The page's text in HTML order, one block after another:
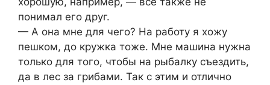
понимал его друг.
— А она мне для чего? На работу я хожу
пешком, до кружка тоже. Мне машина нужна
только для того, чтобы на рыбалку съездить,
да в лес за грибами. Так с этим и отлично